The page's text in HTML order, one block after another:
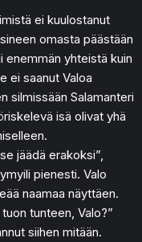
ei kuulostanut
omasta päästään
enemmän yhteistä kuin
ei saanut Valoa
silmissään Salamanteri
isä olivat yhä
jäädä erakoksi”,
pienesti. Valo
naamaa näyttäen.
tunteen, Valo?”
siihen mitään.